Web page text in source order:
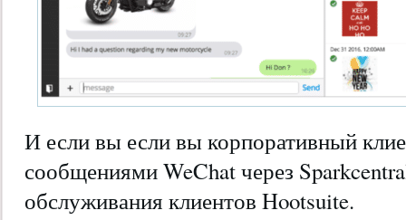
И если вы если вы корпоративный
сообщениями WeChat через
обслуживания клиентов Hootsuite.